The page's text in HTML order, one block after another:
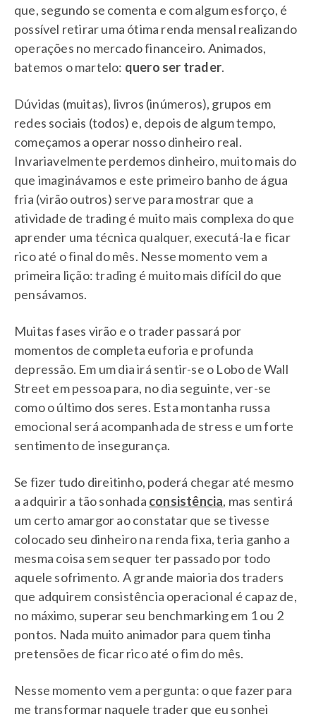
que, segundo se comenta e com algum esforço, é
possível retirar uma ótima renda mensal realizando
operações no mercado financeiro. Animados,
batemos o martelo: quero ser trader.
Dúvidas (muitas), livros (inúmeros), grupos em
redes sociais (todos) e, depois de algum tempo,
começamos a operar nosso dinheiro real.
Invariavelmente perdemos dinheiro, muito mais do
que imaginávamos e este primeiro banho de água
fria (virão outros) serve para mostrar que a
atividade de trading é muito mais complexa do que
aprender uma técnica qualquer, executá-la e ficar
rico até o final do mês. Nesse momento vem a
primeira lição: trading é muito mais difícil do que
pensávamos.
Muitas fases virão e o trader passará por
momentos de completa euforia e profunda
depressão. Em um dia irá sentir-se o Lobo de Wall
Street em pessoa para, no dia seguinte, ver-se
como o último dos seres. Esta montanha russa
emocional será acompanhada de stress e um forte
sentimento de insegurança.
Se fizer tudo direitinho, poderá chegar até mesmo
a adquirir a tão sonhada consistência, mas sentirá
um certo amargor ao constatar que se tivesse
colocado seu dinheiro na renda fixa, teria ganho a
mesma coisa sem sequer ter passado por todo
aquele sofrimento. A grande maioria dos traders
que adquirem consistência operacional é capaz de,
no máximo, superar seu benchmarking em 1 ou 2
pontos. Nada muito animador para quem tinha
pretensões de ficar rico até o fim do mês.
Nesse momento vem a pergunta: o que fazer para
me transformar naquele trader que eu sonhei